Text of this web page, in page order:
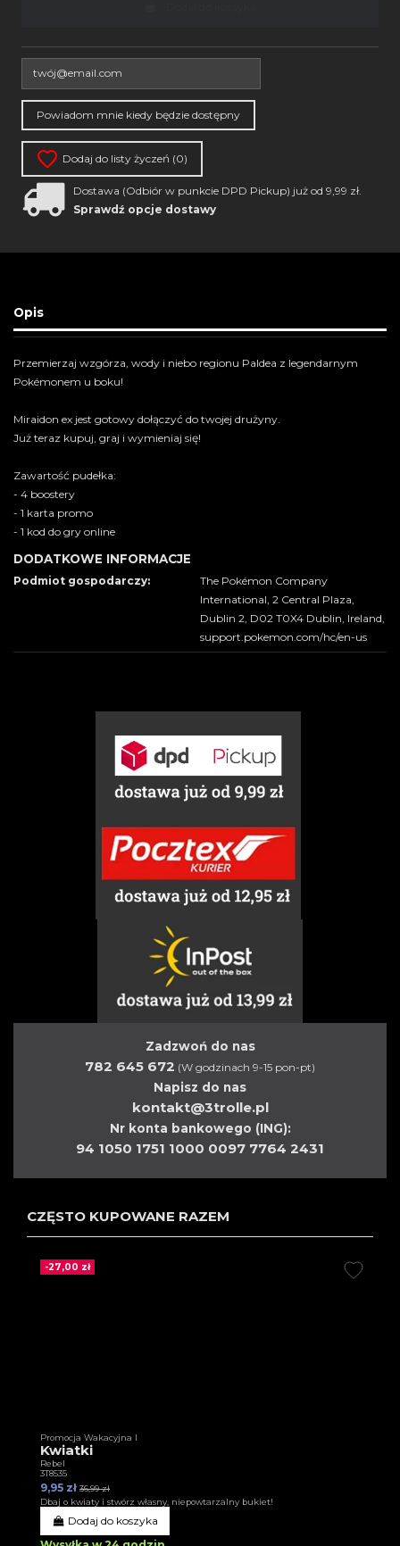
Dodaj do listy życzeń (0)
Dostawa (Odbiór w punkcie DPD Pickup) już od 9,99 zł.
Sprawdź opcje dostawy
Opis
Przemierzaj wzgórza, wody i niebo regionu Paldea z legendarnym
Pokémonem u boku!
Miraidon ex jest gotowy dołączyć do twojej drużyny.
Już teraz kupuj, graj i wymieniaj się!
Zawartość pudełka:
- 4 boostery
- 1 karta promo
- 1 kod do gry online
DODATKOWE INFORMACJE
Podmiot gospodarczy:
The Pokémon Company
International, 2 Central Plaza,
Dublin 2, D02 T0X4 Dublin, Ireland,
support.pokemon.com/hc/en-us
Zadzwoń do nas
782 645 672 (W godzinach 9-15 pon-pt)
Napisz do nas
kontakt@3trolle.pl
Nr konta bankowego (ING):
94 1050 1751 1000 0097 7764 2431
CZĘSTO KUPOWANE RAZEM
-27,00 zł
Promocja Wakacyjna I
Kwiatki
Rebel
3T8535
9,95 zł 36,99 zł
Dbaj o kwiaty i stwórz własny, niepowtarzalny bukiet!
Dodaj do koszyka